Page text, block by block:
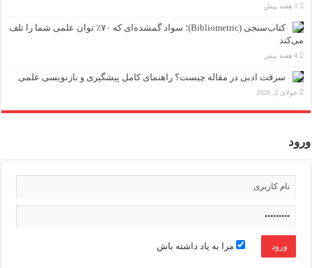
3 هفته پیش
کتاب‌سنجی (Bibliometric)؛ سواد گمشده‌ای که ۷۰٪ توان علمی شما را تلف
می‌کند
4 هفته پیش
سرقت ادبی در مقاله چیست؟ راهنمای کامل پیشگیری و بازنویسی علمی
جولای 2, 2026
ورود
مرا به یاد داشته باش